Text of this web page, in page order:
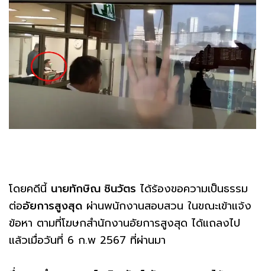
โดยคดีนี้ นายทักษิณ ชินวัตร ได้ร้องขอความเป็นธรรม
ต่ออัยการสูงสุด ผ่านพนักงานสอบสวน ในขณะเข้าแจ้ง
ข้อหา ตามที่โฆษกสำนักงานอัยการสูงสุด ได้แถลงไป
แล้วเมื่อวันที่ 6 ก.พ 2567 ที่ผ่านมา